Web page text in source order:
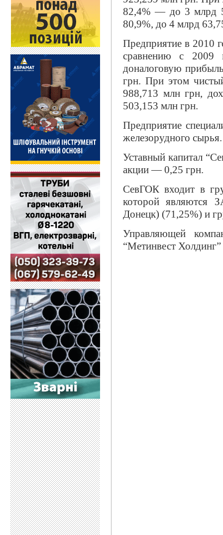
82,4% — до 3 млрд
80,9%, до 4 млрд
Предприятие в 2010
сравнению с
доналоговую
грн. При этом
988,713 млн грн,
503,153 млн грн.
Предприятие
железорудного сырья.
Уставный капитал
акции — 0,25 грн.
СевГОК входит в
которой являются
Донецк) (71,25%) и
Управляющей
“Метинвест Холдинг”